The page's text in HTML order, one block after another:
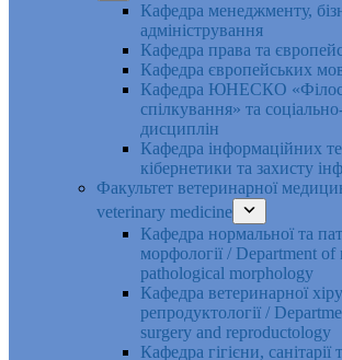
Кафедра менеджменту,
адміністрування
Кафедра права та
Кафедра європейських
Кафедра ЮНЕСКО
спілкування» та
дисциплін
Кафедра інформаційних
кібернетики та захисту
Факультет ветеринарної
veterinary medicine
Кафедра нормальної та
морфології / Department of
pathological morphology
Кафедра ветеринарної
репродуктології /
surgery and reproductology
Кафедра гігієни,